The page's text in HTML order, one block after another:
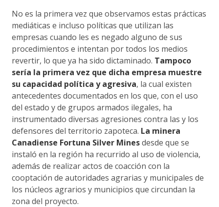
No es la primera vez que observamos estas prácticas
mediáticas e incluso políticas que utilizan las
empresas cuando les es negado alguno de sus
procedimientos e intentan por todos los medios
revertir, lo que ya ha sido dictaminado. Tampoco
sería la primera vez que dicha empresa muestre
su capacidad política y agresiva, la cual existen
antecedentes documentados en los que, con el uso
del estado y de grupos armados ilegales, ha
instrumentado diversas agresiones contra las y los
defensores del territorio zapoteca. La minera
Canadiense Fortuna Silver Minesdesde que se
instaló en la región ha recurrido al uso de violencia,
además de realizar actos de coacción con la
cooptación de autoridades agrarias y municipales de
los núcleos agrarios y municipios que circundan la
zona del proyecto.